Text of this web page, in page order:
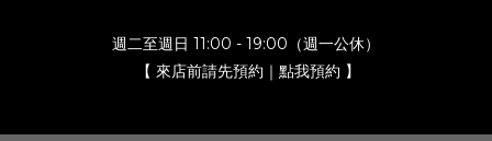
週二至週日 11:00 - 19:00（週一公休）
【 來店前請先預約｜點我預約 】